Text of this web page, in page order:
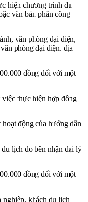
hiện chương trình du
văn bản phân công
văn phòng đại diện,
phòng đại diện, địa
đồng đối với một
việc thực hiện hợp đồng
động của hướng dẫn
lịch do bên nhận đại lý
đồng đối với một
nghiệp, khách du lịch